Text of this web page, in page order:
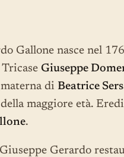
Gallone nasce nel
Giuseppe
di Beatrice
maggiore età.
.
Gerardo